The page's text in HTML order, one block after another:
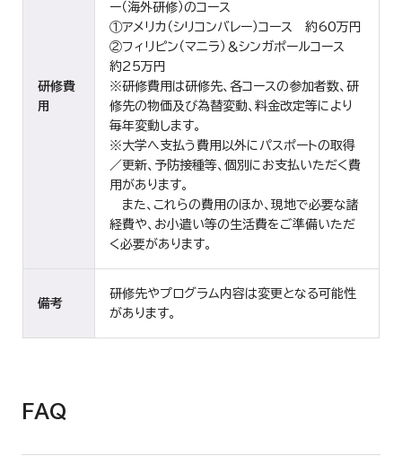
研修費
用
ー（海外研修）のコース
①アメリカ（シリコンバレー）コース 約60万円
②フィリピン（マニラ）＆シンガポールコース
約25万円
※研修費用は研修先、各コースの参加者数、研
修先の物価及び為替変動、料金改定等により
毎年変動します。
※大学へ支払う費用以外にパスポートの取得
／更新、予防接種等、個別にお支払いただく費
用があります。
また、これらの費用のほか、現地で必要な諸
経費や、お小遣い等の生活費をご準備いただ
く必要があります。
備考
研修先やプログラム内容は変更となる可能性
があります。
FAQ